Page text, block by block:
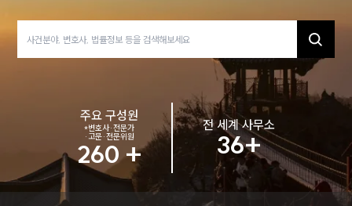
구미변호사상담 상담접수
채용정보
1800-7905
주요 구성원
*변호사·전문가
·고문·전문위원
260+
전 세계 사무소
36+